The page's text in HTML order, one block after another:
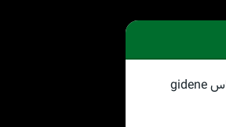
دانلود آهنگ محمت الماس gidene